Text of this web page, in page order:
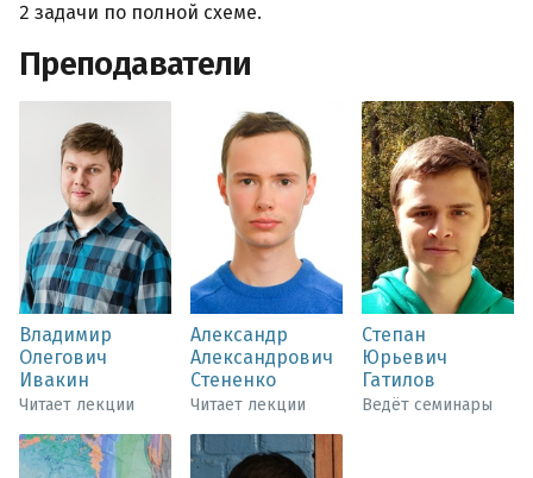
2 задачи по полной схеме.
Преподаватели
Владимир
Олегович
Ивакин
Читает лекции
Александр
Александрович
Стененко
Читает лекции
Степан
Юрьевич
Гатилов
Ведёт семинары